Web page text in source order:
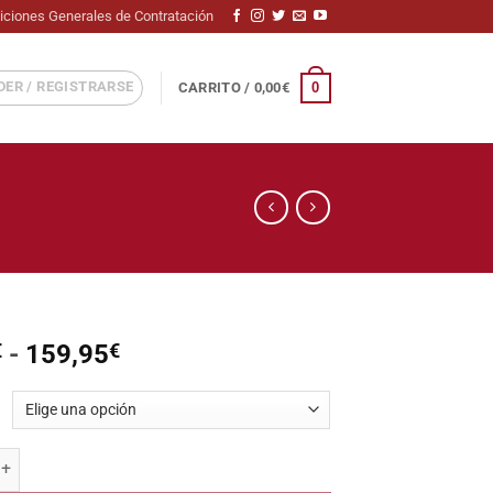
Generales de Contratación
/ REGISTRARSE CARRITO / 0,00€ 0
- 159,95€Rango
precios:
desde
hasta
Fallen cantidad